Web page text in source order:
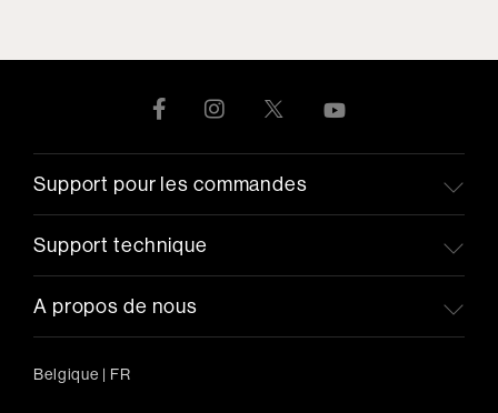
Support pour les commandes
Support technique
A propos de nous
Belgique | FR